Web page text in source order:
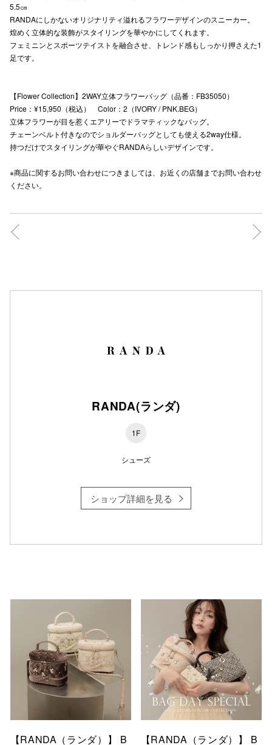
5.5㎝
RANDAにしかないオリジナリティ溢れるフラワーデザインのスニーカー。
煌めく立体的な装飾がスタイリングを華やかにしてくれます。
フェミニンとスポーツテイストを融合させ、トレンド感もしっかり押さえた1
足です。
【Flower Collection】2WAY立体フラワーバッグ（品番：FB35050）
Price：¥15,950（税込） Color：2（IVORY / PNK.BEG）
立体フラワーが目を惹くエアリーでドラマティックなバッグ。
チェーンベルト付きなのでショルダーバッグとしても使える2way仕様。
持つだけでスタイリングが華やぐRANDAらしいデザインです。
※商品に関するお問い合わせにつきましては、お近くの店舗までお問い合わせ
ください。
RANDA(ランダ)
1F
シューズ
ショップ詳細を見る
【RANDA（ランダ）】 B
【RANDA（ランダ）】 B
キャナルシ